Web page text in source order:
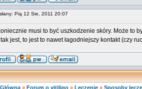
Pią 12 Sie, 2011 20:07
musi to być uszkodzenie skóry. Może to
jest, to jest to nawet łagodniejszy kontakt (czy
» Forum o vitiligo » Leczenie » Sposoby